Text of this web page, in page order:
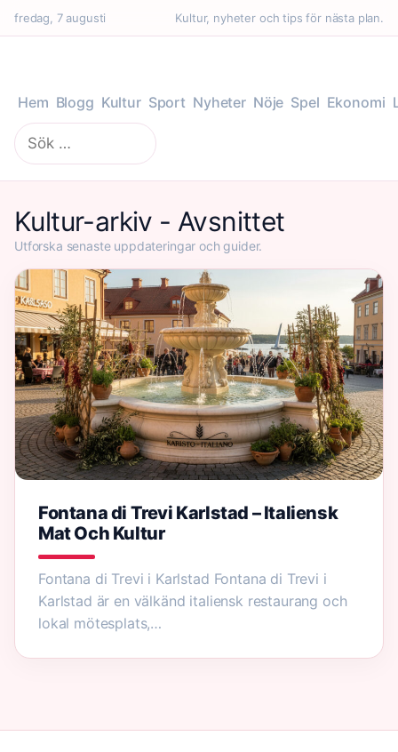
fredag, 7 augusti Kultur, nyheter och tips för nästa plan.
Hem Blogg Kultur Sport Nyheter Nöje Spel Ekonomi
Sök
efter:
Kultur-arkiv - Avsnittet
Utforska senaste uppdateringar och guider.
Fontana di Trevi Karlstad – Italiensk
Mat Och Kultur
Fontana di Trevi i Karlstad Fontana di Trevi i
Karlstad är en välkänd italiensk restaurang och
lokal mötesplats,…